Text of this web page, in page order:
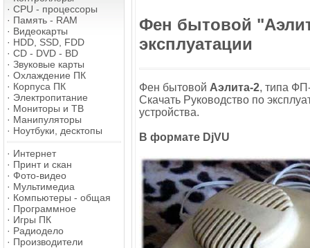
· CPU - процессоры
· Память - RAM
· Видеокарты
· HDD, SSD, FDD
· CD - DVD - BD
· Звуковые карты
· Охлаждение ПК
· Корпуса ПК
· Электропитание
· Мониторы и ТВ
· Манипуляторы
· Ноутбуки, десктопы
· Интернет
· Принт и скан
· Фото-видео
· Мультимедиа
· Компьютеры - общая
· Программное
· Игры ПК
· Радиодело
· Производители
Фен бытовой
эксплуатации
Фен бытовой Аэлита-2, типа
Скачать Руководство по
устройства.
В формате DjVU